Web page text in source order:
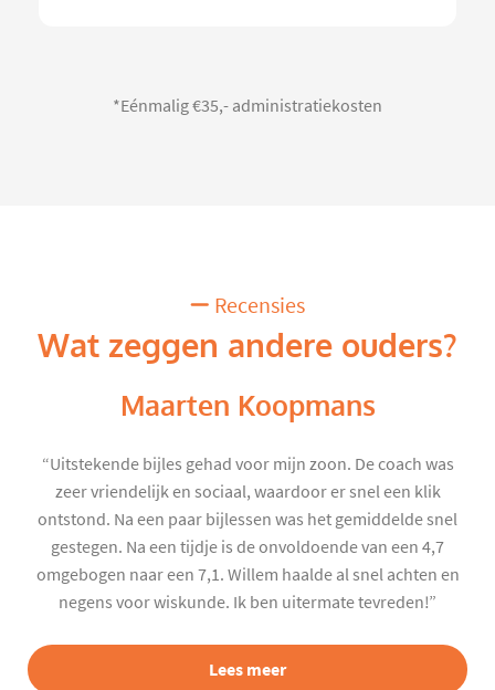
*Eénmalig €35,- administratiekosten
Recensies
Wat zeggen andere ouders?
Maarten Koopmans
“Uitstekende bijles gehad voor mijn zoon. De coach was
zeer vriendelijk en sociaal, waardoor er snel een klik
ontstond. Na een paar bijlessen was het gemiddelde snel
gestegen. Na een tijdje is de onvoldoende van een 4,7
omgebogen naar een 7,1. Willem haalde al snel achten en
negens voor wiskunde. Ik ben uitermate tevreden!”
Lees meer